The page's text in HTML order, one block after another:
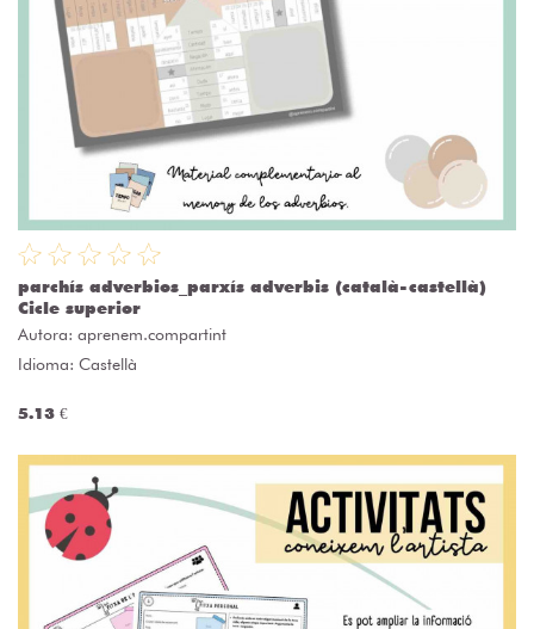
parchís adverbios_parxís adverbis (català-castellà)
Cicle superior
Autora: aprenem.compartint
Idioma: Castellà
5.13 €